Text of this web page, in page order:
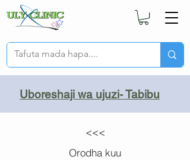
Uboreshaji wa ujuzi- Tabibu
<<<
Orodha kuu